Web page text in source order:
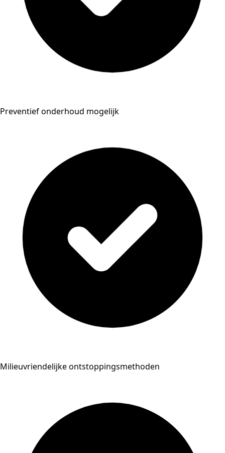
Preventief onderhoud mogelijk
Milieuvriendelijke ontstoppingsmethoden